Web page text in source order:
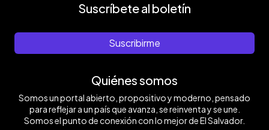
Suscríbete al boletín
Suscribirme
Quiénes somos
Somos un portal abierto, propositivo y moderno, pensado
para reflejar a un país que avanza, se reinventa y se une.
Somos el punto de conexión con lo mejor de El Salvador.